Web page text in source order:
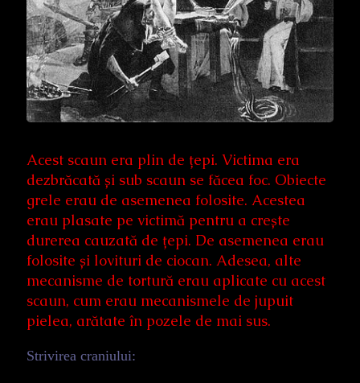
Acest scaun era plin de țepi. Victima era
dezbrăcată și sub scaun se făcea foc. Obiecte
grele erau de asemenea folosite. Acestea
erau plasate pe victimă pentru a crește
durerea cauzată de țepi. De asemenea erau
folosite și lovituri de ciocan. Adesea, alte
mecanisme de tortură erau aplicate cu acest
scaun, cum erau mecanismele de jupuit
pielea, arătate în pozele de mai sus.
Strivirea craniului: